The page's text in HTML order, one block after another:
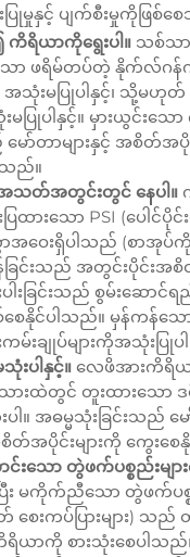
မှုနှင့် ပျက်စီးမှုကိုဖြစ်စ
ရိယာကိုရွေးပါ။ သစ်သာ
ော ဖရိမ်တပ်တဲ့ နိုက်လ်ဂ
အသုံးမပြုပါနှင့်၊ သို့မ
မပြုပါနှင့်။ မှားယွင်းသ
ာ်တာများနှင့် အစိတ်အပိုင်
သည်။
သတ်အတွင်းတွင် နေပါ။
ြထားသော PSI (ပေါင်ပို
ဝေးရှိပါသည် (စာအုပ်ကို
ြင်းသည် အတွင်းပိုင်းအစိ
ပါးခြင်းသည် စွမ်းဆော
စေနိုင်ပါသည်။ မှန်ကန်သ
ချုပ်များကိုအသုံးပြုပါ
းပါနှင့်။ လေဖိအားကိရိ
ားထဲတွင် တူးထားသော ဒရို
ါ။ အဓမ္မသုံးခြင်းသည် မ
စိတ်အပိုင်းများကို ကွေးစ
သော တွဲဖက်ပစ္စည်းမျာ
မကိုက်ညီသော တွဲဖက်ပစ္စည်
ေးကပ်ပြားများ) သည်
ကိရိယာကို စားသုံးစေပါသ